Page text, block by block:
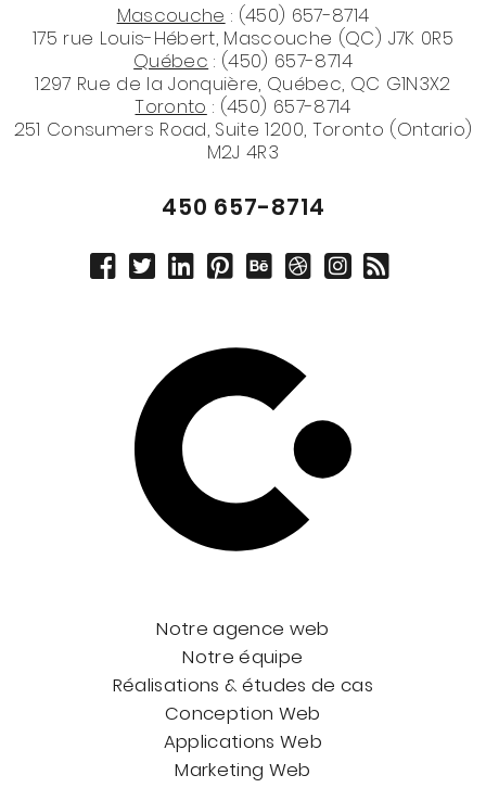
Mascouche : (450) 657-8714
175 rue Louis-Hébert, Mascouche (QC) J7K 0R5
Québec : (450) 657-8714
1297 Rue de la Jonquière, Québec, QC G1N3X2
Toronto : (450) 657-8714
251 Consumers Road, Suite 1200, Toronto (Ontario)
M2J 4R3
450 657-8714
Notre agence web
Notre équipe
Réalisations & études de cas
Conception Web
Applications Web
Marketing Web